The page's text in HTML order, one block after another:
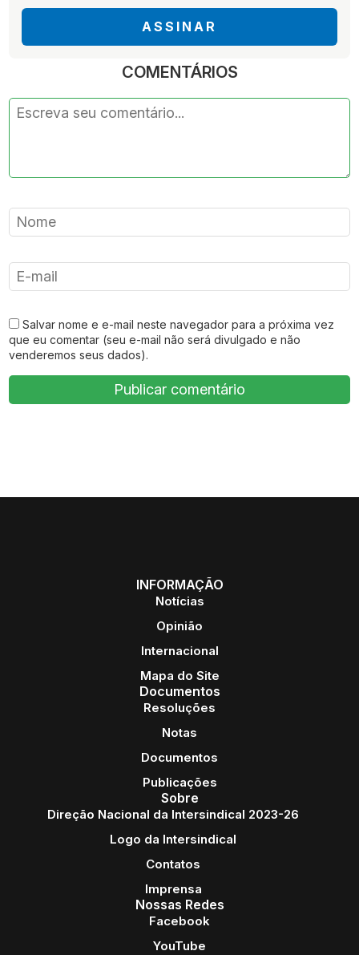
ASSINAR
COMENTÁRIOS
Salvar nome e e-mail neste navegador para a próxima vez
que eu comentar (seu e-mail não será divulgado e não
venderemos seus dados).
INFORMAÇÃO
Notícias
Opinião
Internacional
Mapa do Site
Documentos
Resoluções
Notas
Documentos
Publicações
Sobre
Direção Nacional da Intersindical 2023-26
Logo da Intersindical
Contatos
Imprensa
Nossas Redes
Facebook
YouTube